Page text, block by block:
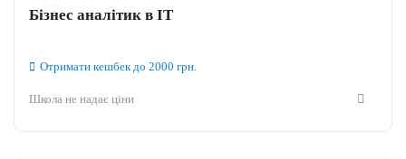
Бізнес аналітик в IT
Отримати кешбекдо 2000 грн.
Школа не надає ціни